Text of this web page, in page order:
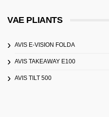
VAE PLIANTS
AVIS E-VISION FOLDA
AVIS TAKEAWAY E100
AVIS TILT 500